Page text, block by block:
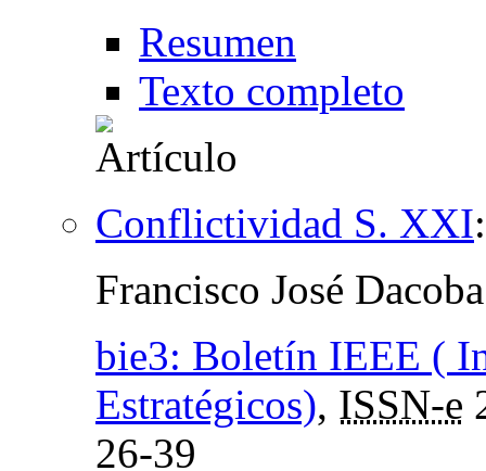
Resumen
Texto completo
Conflictividad S. XXI
Francisco José
bie3: Boletín IEEE (
Estratégicos), ISSN-e
26-39